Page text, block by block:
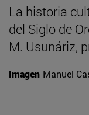
La historia
del Siglo de
M. Usunáriz,
Imagen Manuel